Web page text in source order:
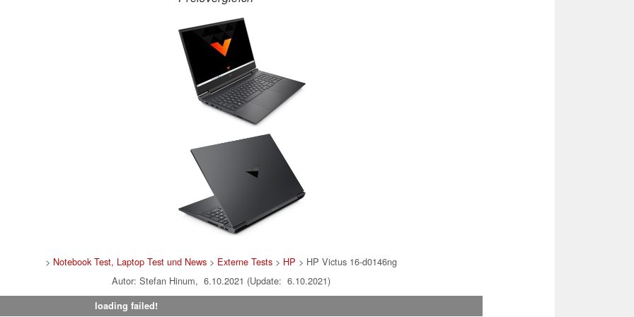
> Notebook Test, Laptop Test und News> Externe Tests> HP > HP Victus 16-d0146ng
Autor: Stefan Hinum, 6.10.2021 (Update: 6.10.2021)
loading failed!